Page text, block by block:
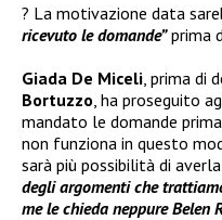
? La motivazione data
ricevuto le domande”prima
Giada De Miceli , prima di
Bortuzzo , ha proseguito
mandato le domande
non funziona in questo
sarà più possibilità di
degli argomenti che
me le chieda neppure Belen